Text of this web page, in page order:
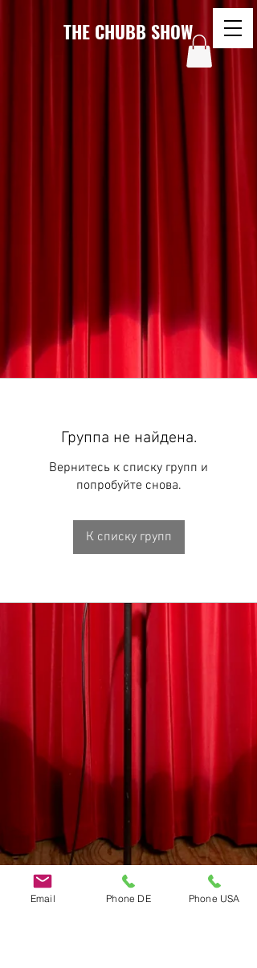
THE CHUBB SHOW
Группа не найдена.
Вернитесь к списку групп и
попробуйте снова.
К списку групп
Email Phone DE Phone USA